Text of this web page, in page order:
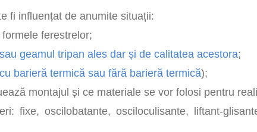
fi influențat de anumite situații:
ferestrelor;
geamul tripan ales dar și de calitatea acestora;
cu barieră termică sau fără barieră termică);
montajul și ce materiale se vor folosi pentru
fixe, oscilobatante, osciloculisante, liftant-